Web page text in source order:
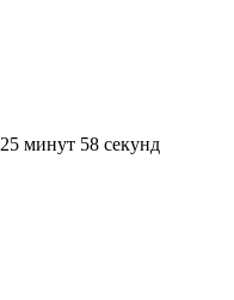
25 минут 58 секунд